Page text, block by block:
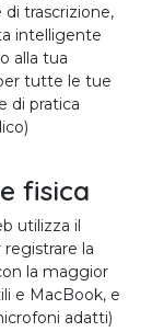
trascrizione,
intelligente
alla tua
tutte le tue
di pratica
fisica
utilizza il
la
la maggior
e MacBook, e
adatti)